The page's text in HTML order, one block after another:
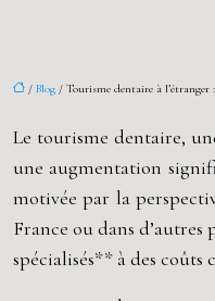
/ Blog / Tourisme dentaire à l’étranger
Le tourisme dentaire,
une augmentation
motivée par la
France ou dans
spécialisés** à des coûts